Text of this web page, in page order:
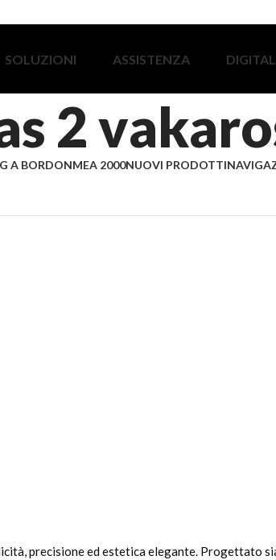
SOLUZIONI ASSISTENZA
2
A BORDONMEA 2000NUOVI PRODOTTI
precisione ed estetica elegante. Progettato